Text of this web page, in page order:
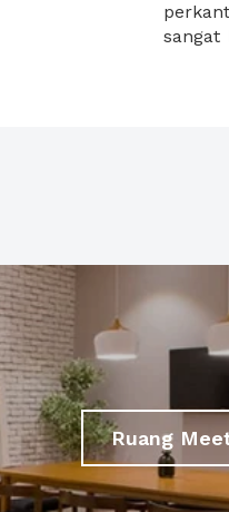
sangat
Ruang